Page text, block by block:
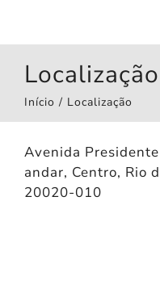
Localização
Início Localização
Avenida
andar, Centro, Rio
20020-010